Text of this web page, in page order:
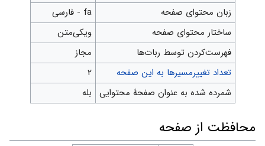
زبان محتوای صفحه
fa - فارسی
ساختار محتوای صفحه
ویکی‌متن
‌فهرست‌کردن توسط ربات‌ها
مجاز
تعداد تغییرمسیرها به این صفحه
۲
شمرده شده به عنوان صفحهٔ محتوایی بله
محافظت از صفحه